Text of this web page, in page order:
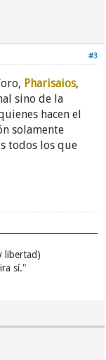
#3
Pharisaios,
sino de la
hacen el
solamente
todos los que
libertad)
sí."